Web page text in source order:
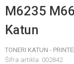
M6235
Katun
TONERI KATUN -
Šifra artikla: 002842